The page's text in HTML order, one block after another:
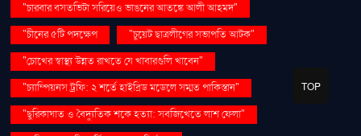
"চারবার বসতভিটা সরিয়েও ভাঙনের আতঙ্কে আলী আহমদ"
"চীনের ৫টি পদক্ষেপ
"চুয়েট ছাত্রলীগের সভাপতি আটক"
"চোখের স্বাস্থ্য উন্নত রাখতে যে খাবারগুলি খাবেন"
"চ্যাম্পিয়নস ট্রফি: ২ শর্তে হাইব্রিড মডেলে সম্মত পাকিস্তান"
"ছুরিকাঘাত ও বৈদ্যুতিক শকে হত্যা: সবজিখেতে লাশ ফেলা"
TOP